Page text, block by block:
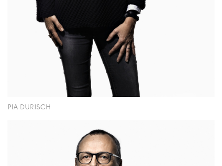
PIA DURISCH